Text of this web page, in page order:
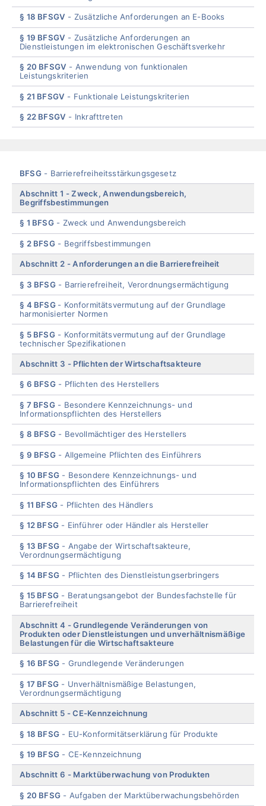
Skip
menu
BFSG Barrierefreiheitsstärkungsgesetz
Abschnitt 1
Zweck, Anwendungsbereich,
Begriffsbestimmungen
§ 1 BFSG Zweck und Anwendungsbereich
§ 2 BFSG Begriffsbestimmungen
Abschnitt 2 Anforderungen an die Barrierefreiheit
§ 3 BFSG Barrierefreiheit, Verordnungsermächtigung
§ 4 BFSG
Konformitätsvermutung auf der Grundlage
harmonisierter Normen
§ 5 BFSG
Konformitätsvermutung auf der Grundlage
technischer Spezifikationen
Abschnitt 3 Pflichten der Wirtschaftsakteure
§ 6 BFSG Pflichten des Herstellers
§ 7 BFSG
Besondere Kennzeichnungs- und
Informationspflichten des Herstellers
§ 8 BFSG Bevollmächtiger des Herstellers
§ 9 BFSG Allgemeine Pflichten des Einführers
§ 10 BFSG
Besondere Kennzeichnungs- und
Informationspflichten des Einführers
§ 11 BFSG Pflichten des Händlers
§ 12 BFSG Einführer oder Händler als Hersteller
§ 13 BFSG
Angabe der Wirtschaftsakteure,
Verordnungsermächtigung
§ 14 BFSG Pflichten des Dienstleistungserbringers
§ 15 BFSG
Beratungsangebot der Bundesfachstelle für
Barrierefreiheit
Abschnitt 4
Grundlegende Veränderungen von
Produkten oder Dienstleistungen und unverhältnismäßige
Belastungen für die Wirtschaftsakteure
§ 16 BFSG Grundlegende Veränderungen
§ 17 BFSG
Unverhältnismäßige Belastungen,
Verordnungsermächtigung
Abschnitt 5 CE-Kennzeichnung
§ 18 BFSG EU-Konformitätserklärung für Produkte
§ 19 BFSG CE-Kennzeichnung
Abschnitt 6 Marktüberwachung von Produkten
§ 20 BFSG Aufgaben der Marktüberwachungsbehörden
§ 18 BFSGV Zusätzliche Anforderungen an E-Books
§ 19 BFSGV
Zusätzliche Anforderungen an
Dienstleistungen im elektronischen Geschäftsverkehr
§ 20 BFSGV
Anwendung von funktionalen
Leistungskriterien
§ 21 BFSGV Funktionale Leistungskriterien
§ 22 BFSGV Inkrafttreten